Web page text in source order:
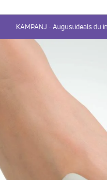
KAMPANJ - Augustideals du